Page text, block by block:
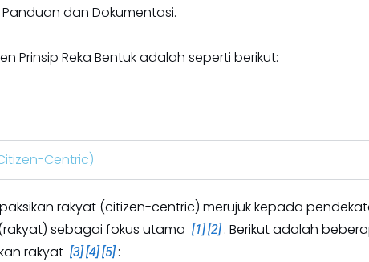
dan Dokumentasi.
Prinsip Reka Bentuk adalah seperti berikut:
Centric)
rakyat (citizen-centric) merujuk kepada
sebagai fokus utama [1][2] . Berikut adalah
rakyat [3][4][5] :